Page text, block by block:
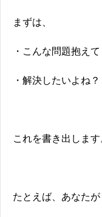
まずは、
・こんな問題抱え
・解決したいよね？
これを書き出します
たとえば、あなたが